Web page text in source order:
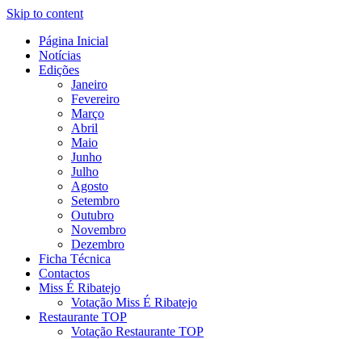
Skip to content
É Ribatejo – Revista Social
Online
Revista Social Online
Página Inicial
Notícias
Edições
Janeiro
Fevereiro
Março
Abril
Maio
Junho
Julho
Agosto
Setembro
Outubro
Novembro
Dezembro
Ficha Técnica
Contactos
Miss É Ribatejo
Votação Miss É Ribatejo
Restaurante TOP
Votação Restaurante TOP